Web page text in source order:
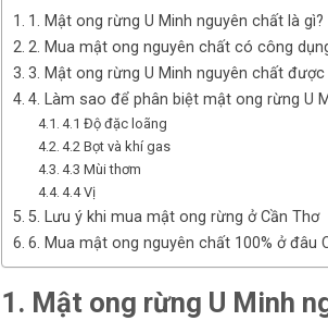
1. Mật ong rừng U Minh nguyên chất là gì?
2. Mua mật ong nguyên chất có công
3. Mật ong rừng U Minh nguyên chất
4. Làm sao để phân biệt mật ong rừng U
4.1 Độ đặc loãng
4.2 Bọt và khí gas
4.3 Mùi thơm
4.4 Vị
5. Lưu ý khi mua mật ong rừng ở Cần Thơ
6. Mua mật ong nguyên chất 100% ở đâu
1. Mật ong rừng U Minh